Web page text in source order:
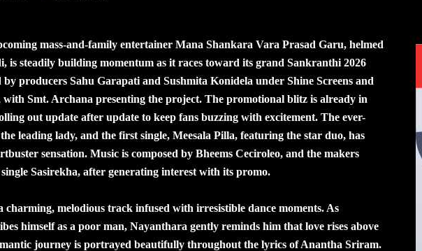
mass-and-family entertainer Mana Shankara Vara Prasad Garu, helmed
is steadily building momentum as it races toward its grand Sankranthi 2026
by producers Sahu Garapati and Sushmita Konidela under Shine Screens and
Smt. Archana presenting the project. The promotional blitz is already in
out update after update to keep fans buzzing with excitement. The ever-
leading lady, and the first single, Meesala Pilla, featuring the star duo, has
sensation. Music is composed by Bheems Ceciroleo, and the makers
Sasirekha, after generating interest with its promo.
charming, melodious track infused with irresistible dance moments. As
himself as a poor man, Nayanthara gently reminds him that love rises above
journey is portrayed beautifully throughout the lyrics of Anantha Sriram.